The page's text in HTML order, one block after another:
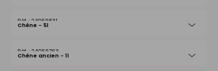
24059831
Chêne - 5l
24059763
Chêne ancien - 1l